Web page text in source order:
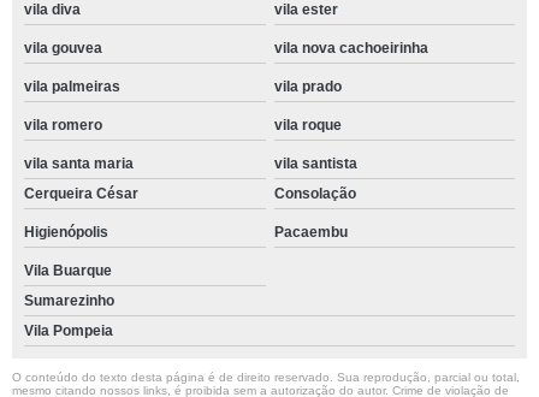
vila diva vila ester
vila gouvea vila nova cachoeirinha
vila palmeiras vila prado
vila romero vila roque
vila santa maria
vila santista
Cerqueira César
Consolação
Higienópolis Pacaembu
Vila Buarque
Sumarezinho
Vila Pompeia
O conteúdo do texto desta página é de direito reservado. Sua reprodução, parcial ou total,
mesmo citando nossos links, é proibida sem a autorização do autor. Crime de violação de